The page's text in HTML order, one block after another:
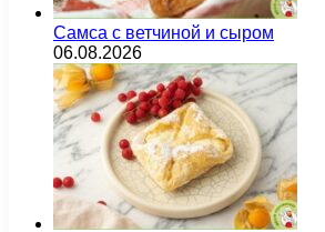
Самса с ветчиной и сыром
06.08.2026